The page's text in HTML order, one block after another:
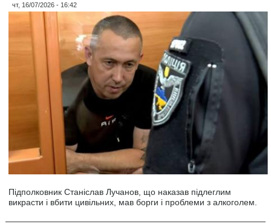
чт, 16/07/2026 - 16:42
Підполковник Станіслав Лучанов, що наказав підлеглим
викрасти і вбити цивільних, мав борги і проблеми з алкоголем.